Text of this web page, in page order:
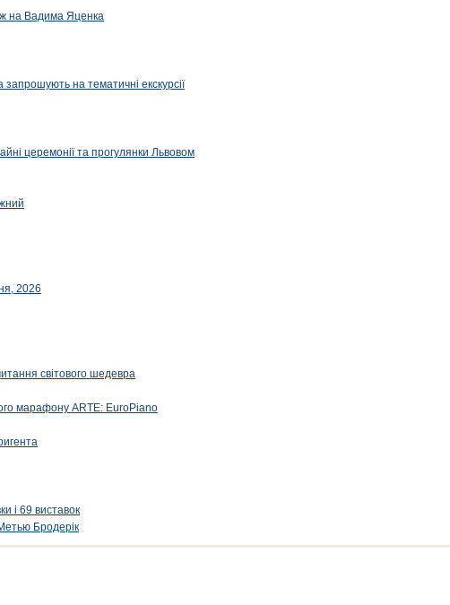
на Вадима Яценка
на тематичні екскурсії
церемонії та прогулянки Львовом
2026
світового шедевра
марафону ARTE: EuroPiano
і 69 виставок
Бродерік